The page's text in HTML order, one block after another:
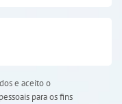
e aceito o
para os fins